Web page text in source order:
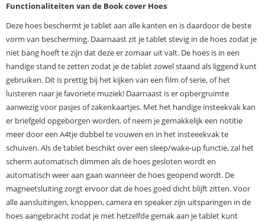
Functionaliteiten van de Book cover Hoes
Deze hoes beschermt je tablet aan alle kanten en is daardoor de beste
vorm van bescherming. Daarnaast zit je tablet stevig in de hoes zodat je
niet bang hoeft te zijn dat deze er zomaar uit valt. De hoes is in een
handige stand te zetten zodat je de tablet zowel staand als liggend kunt
gebruiken. Dit is prettig bij het kijken van een film of serie, of het
luisteren naar je favoriete muziek! Daarnaast is er opbergruimte
aanwezig voor pasjes of zakenkaartjes. Met het handige insteekvak kan
er briefgeld opgeborgen worden, of neem je gemakkelijk een notitie
meer door een A4tje dubbel te vouwen en in het insteeekvak te
schuiven. Als de tablet beschikt over een sleep/wake-up functie, zal het
scherm automatisch dimmen als de hoes gesloten wordt en
automatisch weer aan gaan wanneer de hoes geopend wordt. De
magneetsluiting zorgt ervoor dat de hoes goed dicht blijft zitten. Voor
alle aansluitingen, knoppen, camera en speaker zijn uitsparingen in de
hoes aangebracht zodat je met hetzelfde gemak aan je tablet kunt